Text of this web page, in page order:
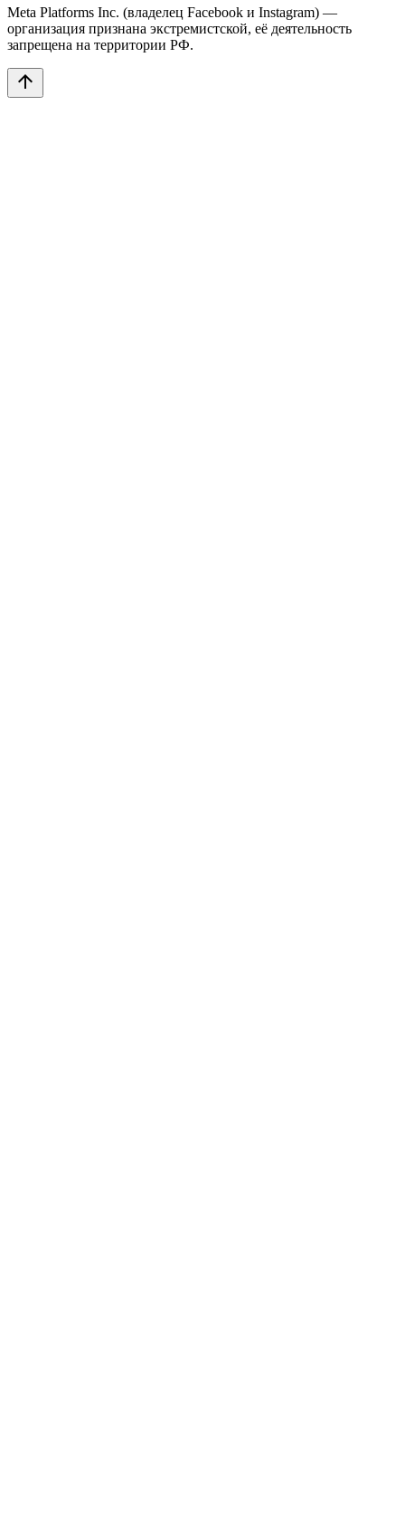
Meta Platforms Inc. (владелец Facebook и Instagram) —
организация признана экстремистской, её деятельность
запрещена на территории РФ.
arrow_upward